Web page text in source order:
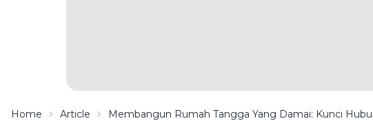
Home Article Membangun Rumah Tangga Yang Damai: Kunci